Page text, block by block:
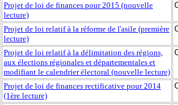
Projet de loi de finances pour 2015 (nouvelle
lecture)
Projet de loi relatif à la réforme de l'asile (première
lecture)
Projet de loi relatif à la délimitation des régions,
aux élections régionales et départementales et
modifiant le calendrier électoral (nouvelle lecture)
Projet de loi de finances rectificative pour 2014
(1ère lecture)